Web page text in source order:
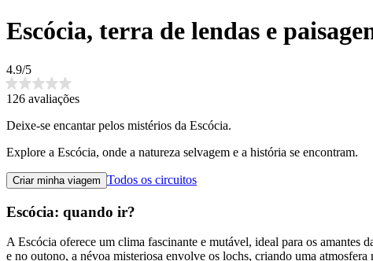
Escócia, terra de lendas e
4.9/5
126 avaliações
Deixe-se encantar pelos mistérios da Escócia.
Explore a Escócia, onde a natureza selvagem e a história se encontram.
Criar minha viagem Todos os circuitos
Escócia: quando ir?
A Escócia oferece um clima fascinante e mutável, ideal para os amantes
e no outono, a névoa misteriosa envolve os lochs, criando uma